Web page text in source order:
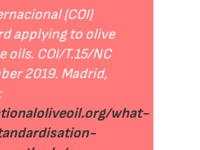
(COI)
applying to olive
oils. COI/T.15/NC
2019. Madrid,
what-